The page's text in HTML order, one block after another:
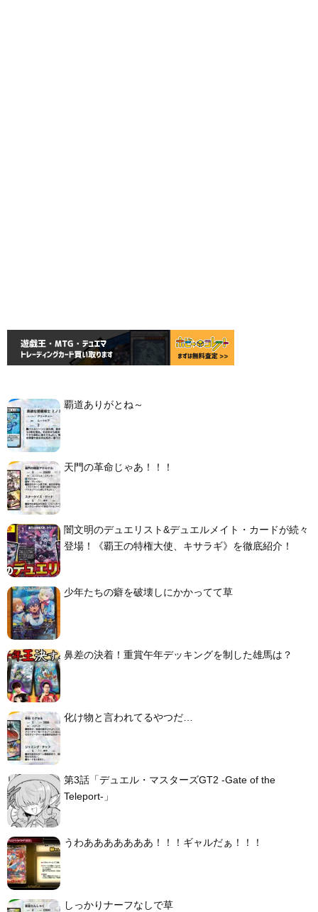
覇道ありがとね～
天門の革命じゃあ！！！
闇文明のデュエリスト&デュエルメイト・カードが続々
登場！《覇王の特権大使、キサラギ》を徹底紹介！
少年たちの癖を破壊しにかかってて草
鼻差の決着！重賞午年デッキングを制した雄馬は？
化け物と言われてるやつだ…
第3話「デュエル・マスターズGT2 -Gate of the
Teleport-」
うわあああああああ！！！ギャルだぁ！！！
しっかりナーフなしで草